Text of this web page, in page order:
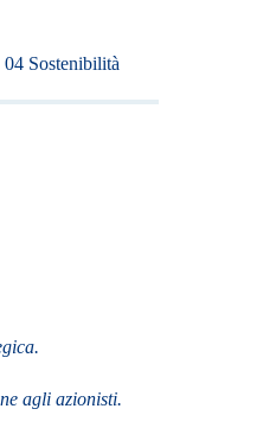
04 Sostenibilità
agli azionisti.